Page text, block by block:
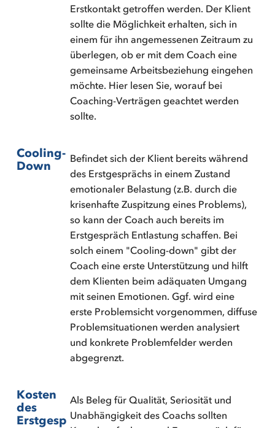
Erstkontakt getroffen werden. Der Klient
sollte die Möglichkeit erhalten, sich in
einem für ihn angemessenen Zeitraum zu
überlegen, ob er mit dem Coach eine
gemeinsame Arbeitsbeziehung eingehen
möchte. Hier lesen Sie, worauf bei
Coaching-Verträgen geachtet werden
sollte.
Cooling-
Down
Befindet sich der Klient bereits während
des Erstgesprächs in einem Zustand
emotionaler Belastung (z.B. durch die
krisenhafte Zuspitzung eines Problems),
so kann der Coach auch bereits im
Erstgespräch Entlastung schaffen. Bei
solch einem "Cooling-down" gibt der
Coach eine erste Unterstützung und hilft
dem Klienten beim adäquaten Umgang
mit seinen Emotionen. Ggf. wird eine
erste Problemsicht vorgenommen, diffuse
Problemsituationen werden analysiert
und konkrete Problemfelder werden
abgegrenzt.
Kosten
des
Erstgesp
Als Beleg für Qualität, Seriosität und
Unabhängigkeit des Coachs sollten